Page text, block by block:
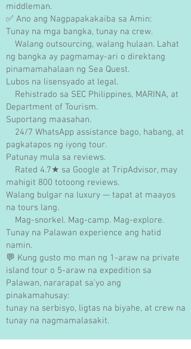
middleman.
✅ Ano ang Nagpapakakaiba sa Amin:
Tunay na mga bangka, tunay na crew.
Walang outsourcing, walang hulaan. Lahat
ng bangka ay pagmamay-ari o direktang
pinamamahalaan ng Sea Quest.
Lubos na lisensyado at legal.
Rehistrado sa SEC Philippines, MARINA, at
Department of Tourism.
Suportang maasahan.
24/7 WhatsApp assistance bago, habang, at
pagkatapos ng iyong tour.
Patunay mula sa reviews.
Rated 4.7★ sa Google at TripAdvisor, may
mahigit 800 totoong reviews.
Walang bulgar na luxury — tapat at maayos
na tours lang.
Mag-snorkel. Mag-camp. Mag-explore.
Tunay na Palawan experience ang hatid
namin.
💬 Kung gusto mo man ng 1-araw na private
island tour o 5-araw na expedition sa
Palawan, nararapat sa’yo ang
pinakamahusay:
tunay na serbisyo, ligtas na biyahe, at crew na
tunay na nagmamalasakit.